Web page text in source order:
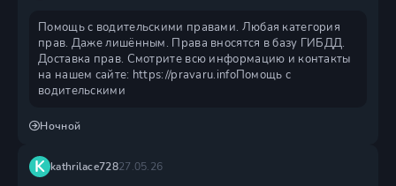
Помощь с водительскими правами. Любая категория
прав. Даже лишённым. Права вносятся в базу ГИБДД.
Доставка прав. Смотрите всю информацию и контакты
на нашем сайте: https://pravaru.infoПомощь с
водительскими
Ночной
K kathrilace72827.05.26